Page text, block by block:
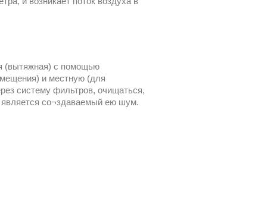
(вытяжная) с помощью
и местную (для
систему фильтров, очищаться,
является со¬здаваемый ею шум.